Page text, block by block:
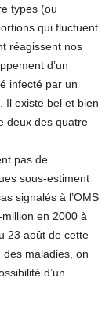
types (ou
qui fluctuent
réagissent nos
d’un
infecté par un
Il existe bel et bien
deux des quatre
pas de
sous-estiment
signalés à l’OMS
en 2000 à
23 août de cette
maladies, on
d’un